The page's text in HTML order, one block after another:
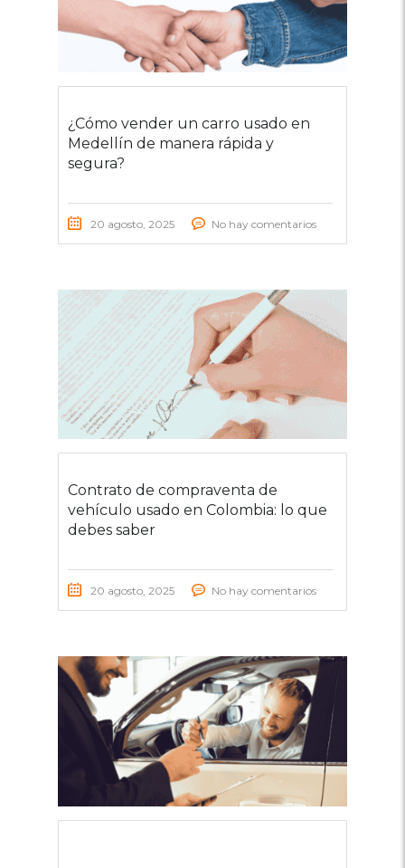
¿Cómo vender un carro usado en
Medellín de manera rápida y
segura?
20 agosto, 2025 No hay comentarios
Contrato de compraventa de
vehículo usado en Colombia: lo que
debes saber
20 agosto, 2025 No hay comentarios